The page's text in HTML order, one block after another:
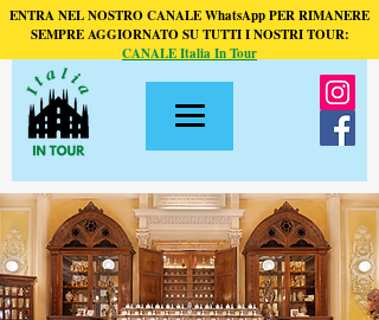
ENTRA NEL NOSTRO CANALE WhatsApp PER RIMANERE
SEMPRE AGGIORNATO SU TUTTI I NOSTRI TOUR:
CANALE Italia In Tour